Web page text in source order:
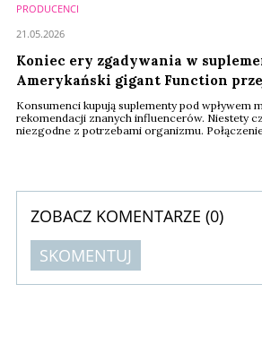
PRODUCENCI
Koniec ery zgadywania w
Amerykański gigant Function
Konsumenci kupują suplementy pod wpływem
rekomendacji znanych influencerów. Niestety
niezgodne z potrzebami organizmu.
21.05.2026
ZOBACZ KOMENTARZE (0)
SKOMENTUJ